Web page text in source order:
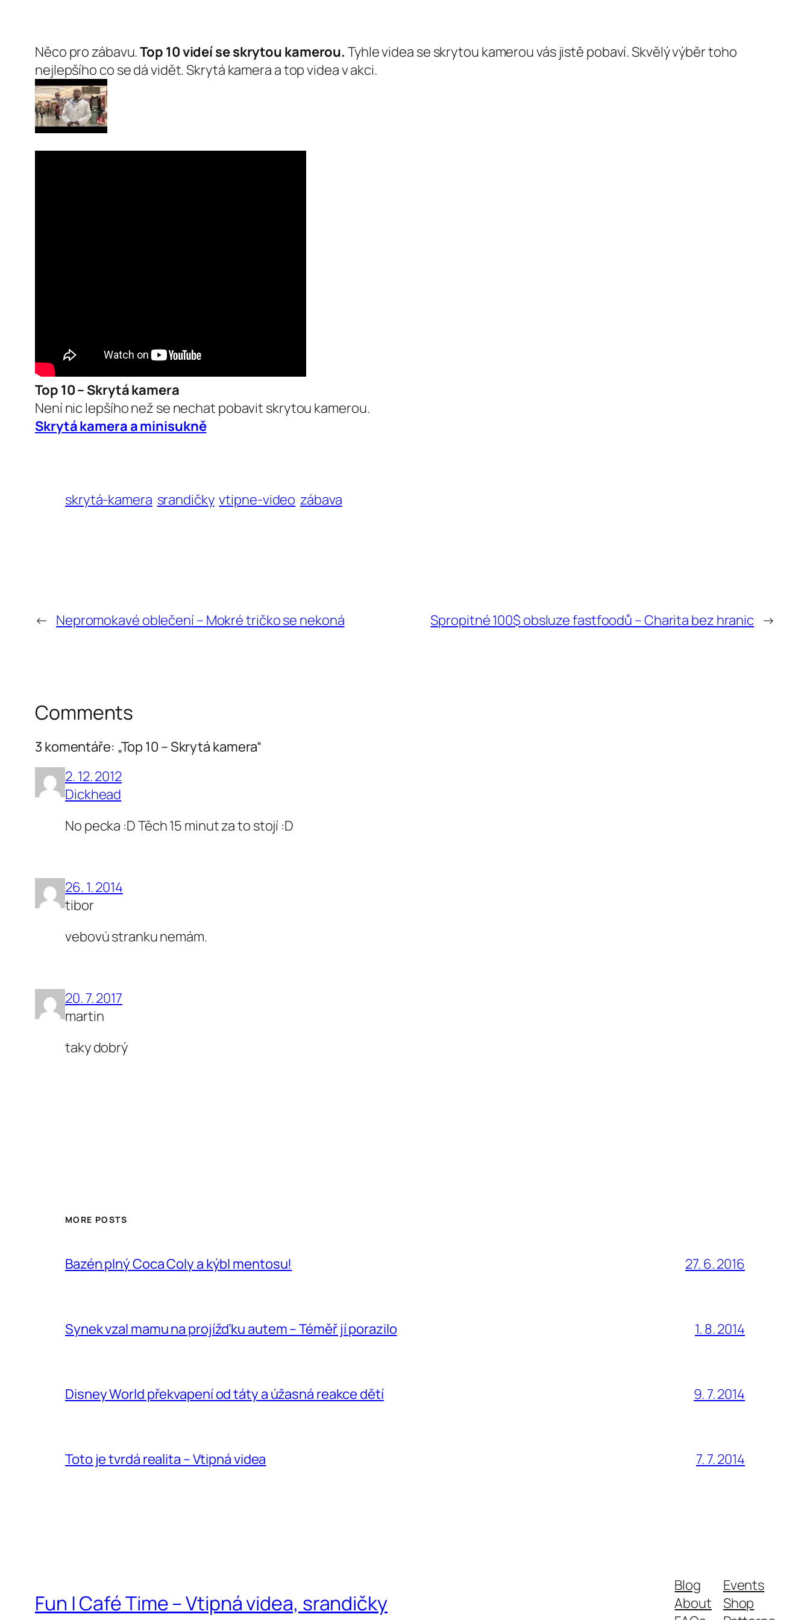
Něco pro zábavu.Top 10 videí se skrytou kamerou. Tyhle videa se skrytou kamerou vás jistě pobaví. Skvělý výběr toho
nejlepšího co se dá vidět. Skrytá kamera a top videa v akci.
Top 10 – Skrytá kamera
Není nic lepšího než se nechat pobavit skrytou kamerou.
Skrytá kamera a minisukně
skrytá-kamera srandičky vtipne-video zábava
← Nepromokavé oblečení – Mokré tričko se nekoná Spropitné 100$ obsluze fastfoodů – Charita bez hranic →
Comments
3 komentáře: „Top 10 – Skrytá kamera“
2. 12. 2012
Dickhead
No pecka :D Těch 15 minut za to stojí :D
26. 1. 2014
tibor
vebovú stranku nemám.
20. 7. 2017
martin
taky dobrý
MORE POSTS
Bazén plný Coca Coly a kýbl mentosu! 27. 6. 2016
Synek vzal mamu na projížďku autem – Téměř jí porazilo 1. 8. 2014
Disney World překvapení od táty a úžasná reakce dětí 9. 7. 2014
Toto je tvrdá realita – Vtipná videa 7. 7. 2014
Fun | Café Time – Vtipná videa, srandičky
Blog
About
Events
Shop